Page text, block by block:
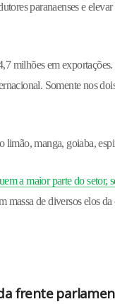
paranaenses e
milhões em
Somente nos
manga, goiaba,
a maior parte do setor,
massa de diversos elos
frente